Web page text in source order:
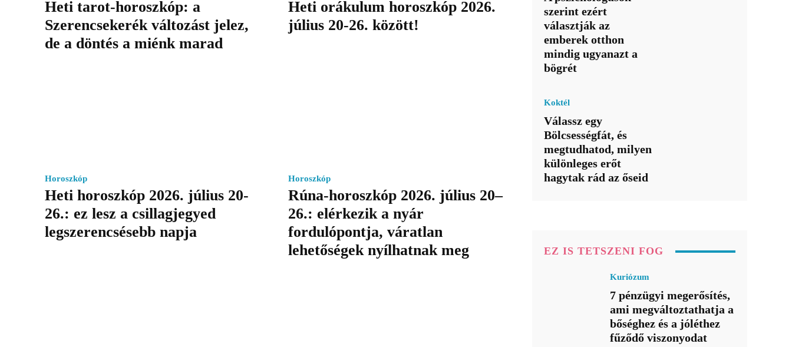
Heti tarot-horoszkóp: a
Szerencsekerék változást jelez,
de a döntés a miénk marad
Heti orákulum horoszkóp 2026.
július 20-26. között!
Horoszkóp
Heti horoszkóp 2026. július 20-
26.: ez lesz a csillagjegyed
legszerencsésebb napja
Horoszkóp
Rúna-horoszkóp 2026. július 20–
26.: elérkezik a nyár
fordulópontja, váratlan
lehetőségek nyílhatnak meg
szerint ezért
választják az
emberek otthon
mindig ugyanazt a
bögrét
Koktél
Válassz egy
Bölcsességfát, és
megtudhatod, milyen
különleges erőt
hagytak rád az őseid
EZ IS TETSZENI FOG
Kuriózum
7 pénzügyi megerősítés,
ami megváltoztathatja a
bőséghez és a jóléthez
fűződő viszonyodat